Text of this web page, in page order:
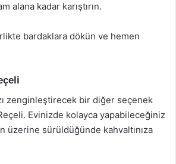
alana kadar karıştırın.
bardaklara dökün ve hemen
zenginleştirecek bir diğer seçenek
Evinizde kolayca yapabileceğiniz
üzerine sürüldüğünde kahvaltınıza